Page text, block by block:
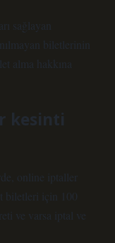
sağlayan
biletlerinin
alma hakkına
kesinti
online iptaller
biletleri için 100
ve varsa iptal ve